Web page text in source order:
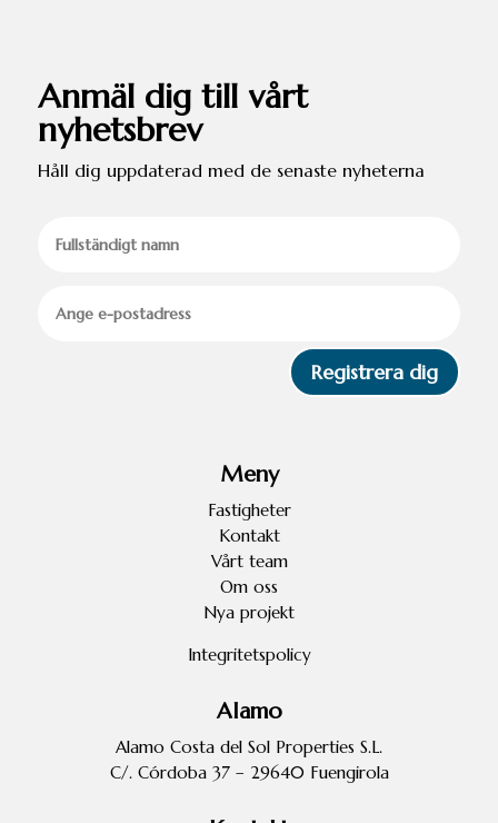
Anmäl dig till vårt
nyhetsbrev
Håll dig uppdaterad med de senaste nyheterna
Registrera dig
Meny
Fastigheter
Kontakt
Vårt team
Om oss
Nya projekt
Integritetspolicy
Alamo
Alamo Costa del Sol Properties S.L.
C/. Córdoba 37 – 29640 Fuengirola